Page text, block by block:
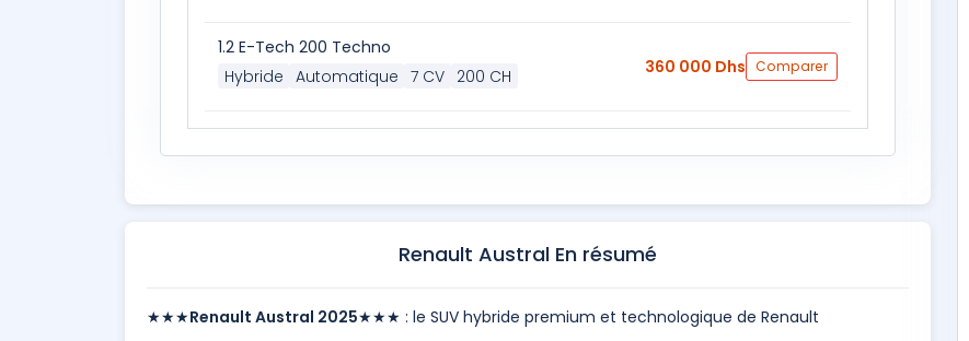
1.2 E-Tech 200 Techno
Hybride Automatique 7 CV 200 CH 360 000 Dhs Comparer
Renault Austral En résumé
★★★Renault Austral 2025★★★ : le SUV hybride premium et technologique de Renault